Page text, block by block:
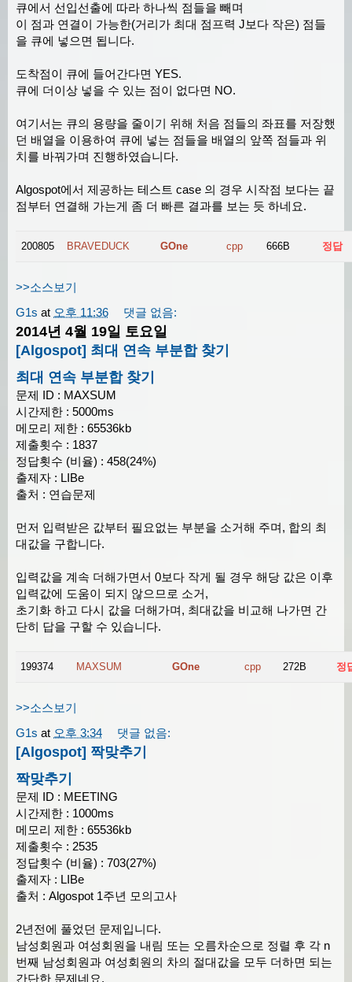
큐에서 선입선출에 따라 하나씩 점들을 빼며
이 점과 연결이 가능한(거리가 최대 점프력 J보다 작은) 점들
을 큐에 넣으면 됩니다.
도착점이 큐에 들어간다면 YES.
큐에 더이상 넣을 수 있는 점이 없다면 NO.
여기서는 큐의 용량을 줄이기 위해 처음 점들의 좌표를 저장했
던 배열을 이용하여 큐에 넣는 점들을 배열의 앞쪽 점들과 위
치를 바꿔가며 진행하였습니다.
Algospot에서 제공하는 테스트 case 의 경우 시작점 보다는 끝
점부터 연결해 가는게 좀 더 빠른 결과를 보는 듯 하네요.
200805 BRAVEDUCK GOne cpp 666B 정답
>>소스보기
G1s at 오후 11:36 댓글 없음:
2014년 4월 19일 토요일
[Algospot] 최대 연속 부분합 찾기
최대 연속 부분합 찾기
문제 ID : MAXSUM
시간제한 : 5000ms
메모리 제한 : 65536kb
제출횟수 : 1837
정답횟수 (비율) : 458(24%)
출제자 : LIBe
출처 : 연습문제
먼저 입력받은 값부터 필요없는 부분을 소거해 주며, 합의 최
대값을 구합니다.
입력값을 계속 더해가면서 0보다 작게 될 경우 해당 값은 이후
입력값에 도움이 되지 않으므로 소거,
초기화 하고 다시 값을 더해가며, 최대값을 비교해 나가면 간
단히 답을 구할 수 있습니다.
199374 MAXSUM GOne cpp 272B 정
>>소스보기
G1s at 오후 3:34 댓글 없음:
[Algospot] 짝맞추기
짝맞추기
문제 ID : MEETING
시간제한 : 1000ms
메모리 제한 : 65536kb
제출횟수 : 2535
정답횟수 (비율) : 703(27%)
출제자 : LIBe
출처 : Algospot 1주년 모의고사
2년전에 풀었던 문제입니다.
남성회원과 여성회원을 내림 또는 오름차순으로 정렬 후 각 n
번째 남성회원과 여성회원의 차의 절대값을 모두 더하면 되는
간단한 문제네요.